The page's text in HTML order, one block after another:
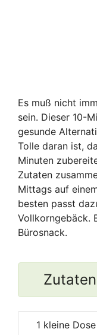
Es muß nicht
sein. Dieser 10-
gesunde
Tolle daran ist,
Minuten
Zutaten
Mittags auf
besten passt
Vollkorngebäck.
Bürosnack.
1 kleine